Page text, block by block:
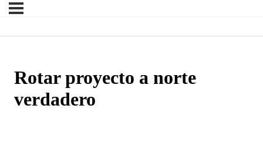
Rotar proyecto a norte
verdadero